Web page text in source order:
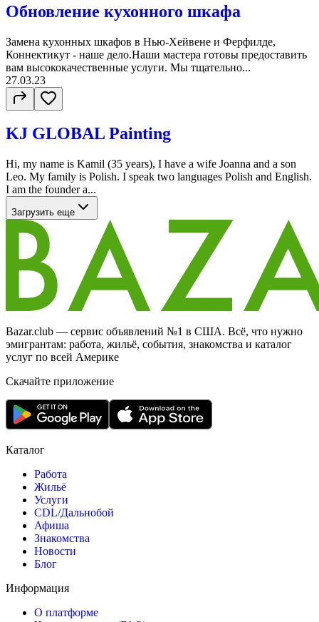
Обновление кухонного шкафа
Замена кухонных шкафов в Нью-Хейвене и Ферфилде,
Коннектикут - наше дело.Наши мастера готовы предоставить
вам высококачественные услуги. Мы тщательно...
27.03.23
KJ GLOBAL Painting
Hi, my name is Kamil (35 years), I have a wife Joanna and a son
Leo. My family is Polish. I speak two languages Polish and English.
I am the founder a...
Загрузить еще
Bazar.club — сервис объявлений №1 в США. Всё, что нужно
эмигрантам: работа, жильё, события, знакомства и каталог
услуг по всей Америке
Скачайте приложение
Каталог
Работа
Жильё
Услуги
CDL/Дальнобой
Афиша
Знакомства
Новости
Блог
Информация
О платформе